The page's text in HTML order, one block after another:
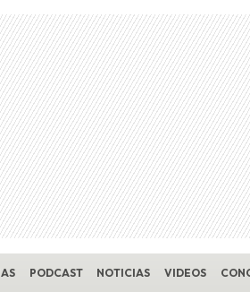
PODCAST NOTICIAS VIDEOS